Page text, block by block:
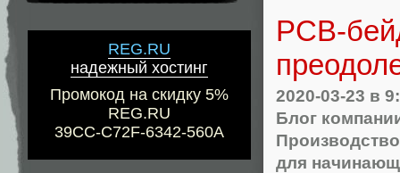
REG.RU
надежный хостинг
Промокод на скидку 5%
REG.RU
39CC-C72F-6342-560A
PCB-
2020-03-23 в
Блог
для